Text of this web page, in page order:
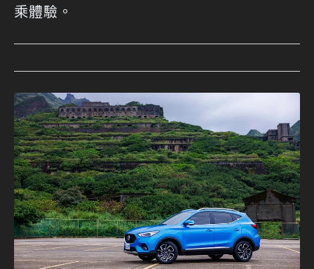
乘體驗。